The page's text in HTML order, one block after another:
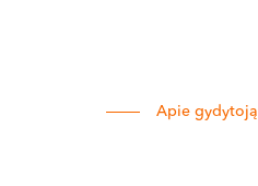
Apie gydytoją